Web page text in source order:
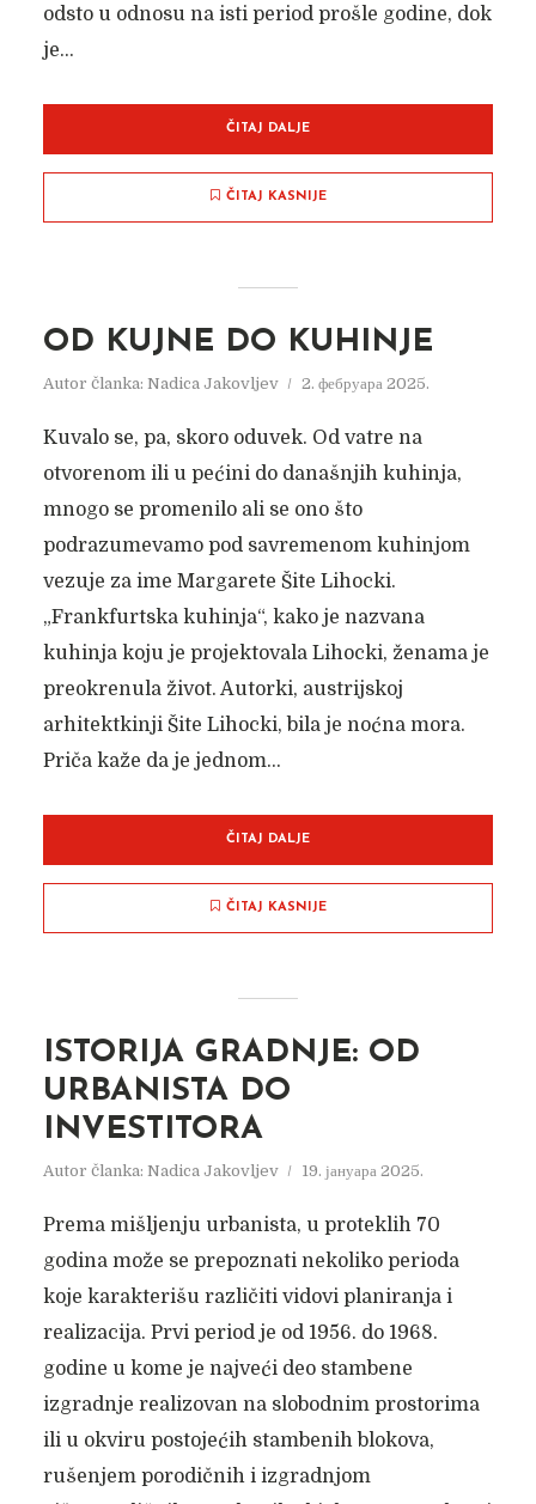
odsto u odnosu na isti period prošle godine, dok
je...
ČITAJ DALJE
ČITAJ KASNIJE
OD KUJNE DO KUHINJE
Autor članka: Nadica Jakovljev 2. фебруара 2025.
Kuvalo se, pa, skoro oduvek. Od vatre na
otvorenom ili u pećini do današnjih kuhinja,
mnogo se promenilo ali se ono što
podrazumevamo pod savremenom kuhinjom
vezuje za ime Margarete Šite Lihocki.
„Frankfurtska kuhinja“, kako je nazvana
kuhinja koju je projektovala Lihocki, ženama je
preokrenula život. Autorki, austrijskoj
arhitektkinji Šite Lihocki, bila je noćna mora.
Priča kaže da je jednom...
ČITAJ DALJE
ČITAJ KASNIJE
ISTORIJA GRADNJE: OD
URBANISTA DO
INVESTITORA
Autor članka: Nadica Jakovljev 19. јануара 2025.
Prema mišljenju urbanista, u proteklih 70
godina može se prepoznati nekoliko perioda
koje karakterišu različiti vidovi planiranja i
realizacija. Prvi period je od 1956. do 1968.
godine u kome je najveći deo stambene
izgradnje realizovan na slobodnim prostorima
ili u okviru postojećih stambenih blokova,
rušenjem porodičnih i izgradnjom